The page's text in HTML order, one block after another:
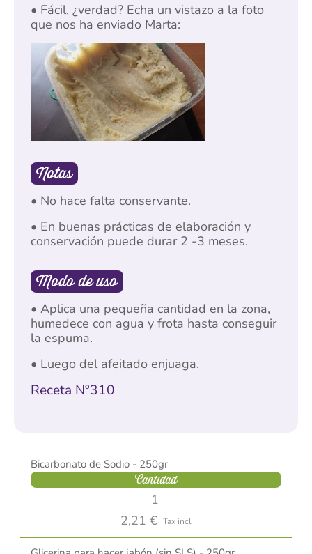
• Fácil, ¿verdad? Echa un vistazo a la foto
que nos ha enviado Marta:
Notas
• No hace falta conservante.
• En buenas prácticas de elaboración y
conservación puede durar 2 -3 meses.
Modo de uso
• Aplica una pequeña cantidad en la zona,
humedece con agua y frota hasta conseguir
la espuma.
• Luego del afeitado enjuaga.
Receta Nº310
Bicarbonato de Sodio - 250gr
Cantidad
2,21 € Tax incl